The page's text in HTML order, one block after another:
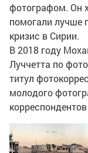
фотографом. Он
помогали лучше
кризис в Сирии.
В 2018 году
Луччетта по
титул
молодого